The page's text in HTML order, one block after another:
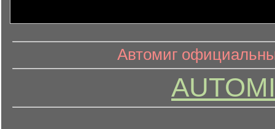
информационный контент
Автомиг